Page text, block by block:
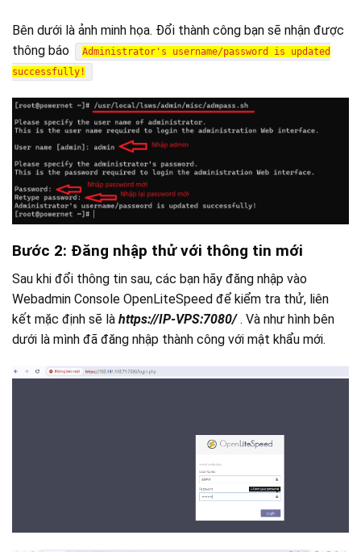
Bên dưới là ảnh minh họa. Đổi thành công bạn sẽ nhận được
thông báo
Administrator's username/password is updated
successfully!
Bước 2: Đăng nhập thử với thông tin mới
Sau khi đổi thông tin sau, các bạn hãy đăng nhập vào
Webadmin Console OpenLiteSpeed để kiểm tra thử, liên
kết mặc định sẽ là https://IP-VPS:7080/. Và như hình bên
dưới là mình đã đăng nhập thành công với mật khẩu mới.